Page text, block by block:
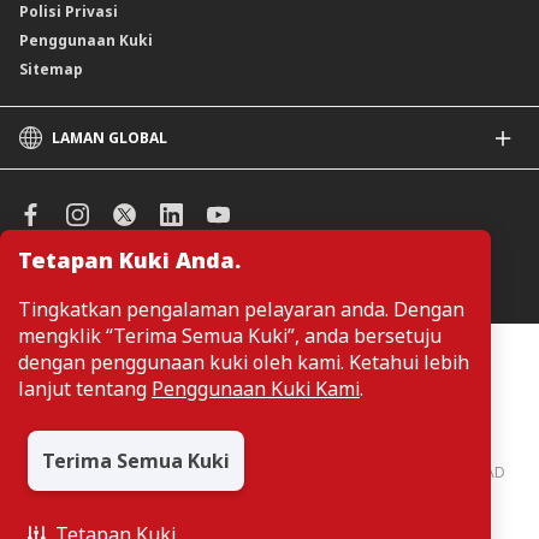
Tetapan Kuki Anda.
Tingkatkan pengalaman pelayaran anda. Dengan
mengklik “Terima Semua Kuki”, anda bersetuju
dengan penggunaan kuki oleh kami. Ketahui lebih
lanjut tentang Penggunaan Kuki Kami.
Terima Semua Kuki
Tetapan Kuki
Polisi Privasi
Penggunaan Kuki
Sitemap
LAMAN GLOBAL
CIMB Islamic
CIMB Bank (SG)
CIMB Bank (KH)
CIMB Thai
CIMB Bank (VN)
CIMB Bank (PH)
Pelanggan tidak perlu memberikan butiran peribadi ketika melayari
atau mengakses maklumat berkaitan produk dan perkhidmatan di
laman web. Butiran perbadi hanya diperlukan sekiranya pelanggan
produk atau perkhidmatan.
CIMB Bank: All rights reserved. Copyright © 2026 CIMB BANK BERHAD
197201001799 (13491-P)